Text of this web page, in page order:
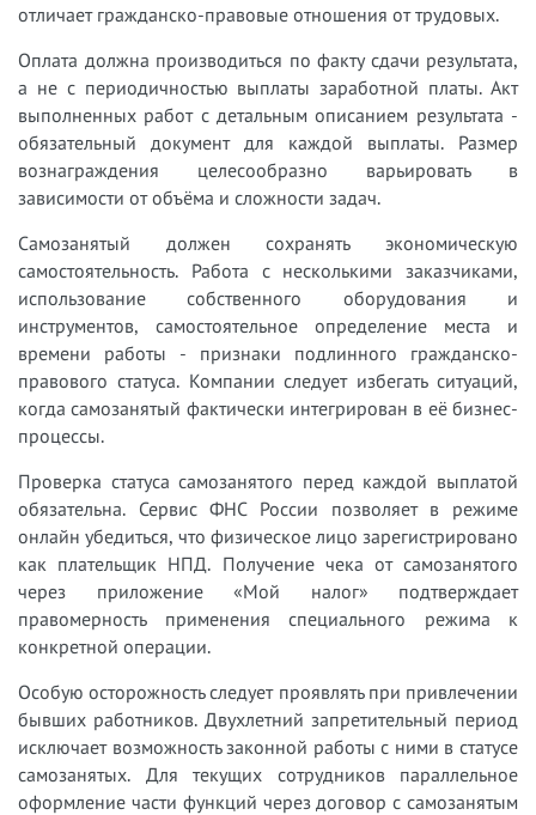
отличает гражданско-правовые отношения от трудовых.
Оплата должна производиться по факту сдачи результата,
а не с периодичностью выплаты заработной платы. Акт
выполненных работ с детальным описанием результата -
обязательный документ для каждой выплаты. Размер
вознаграждения целесообразно варьировать в
зависимости от объёма и сложности задач.
Самозанятый должен сохранять экономическую
самостоятельность. Работа с несколькими заказчиками,
использование собственного оборудования и
инструментов, самостоятельное определение места и
времени работы - признаки подлинного гражданско-
правового статуса. Компании следует избегать ситуаций,
когда самозанятый фактически интегрирован в её бизнес-
процессы.
Проверка статуса самозанятого перед каждой выплатой
обязательна. Сервис ФНС России позволяет в режиме
онлайн убедиться, что физическое лицо зарегистрировано
как плательщик НПД. Получение чека от самозанятого
через приложение «Мой налог» подтверждает
правомерность применения специального режима к
конкретной операции.
Особую осторожность следует проявлять при привлечении
бывших работников. Двухлетний запретительный период
исключает возможность законной работы с ними в статусе
самозанятых. Для текущих сотрудников параллельное
оформление части функций через договор с самозанятым